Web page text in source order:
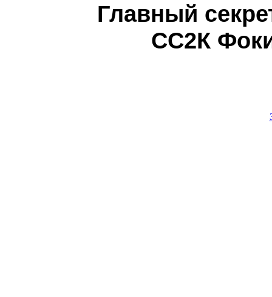
Главный
СС2К